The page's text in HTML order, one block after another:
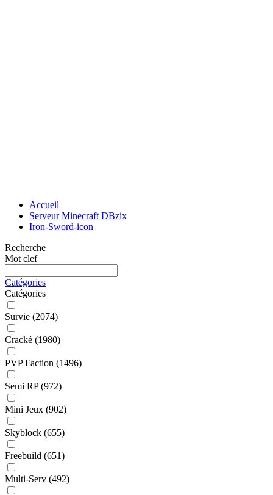
Accueil
Serveur Minecraft DBzix
Iron-Sword-icon
Recherche
Mot clef
Catégories
Catégories
Survie (2074)
Cracké (1980)
PVP Faction (1496)
Semi RP(972)
Mini Jeux (902)
Skyblock (655)
Freebuild (651)
Multi-Serv (492)